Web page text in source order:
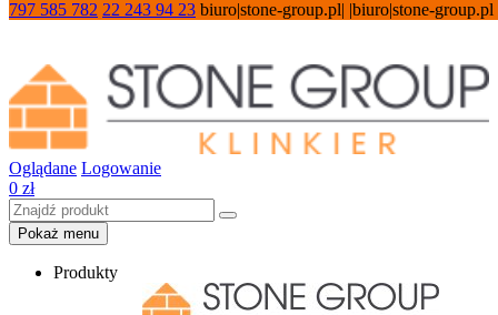
797 585 782 22 243 94 23 biuro|stone-group.pl| |biuro|stone-group.pl
Oglądane Logowanie
0 zł
Pokaż menu
Produkty